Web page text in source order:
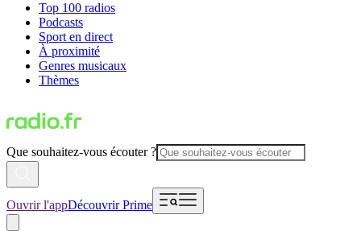
Top 100 radios
Podcasts
Sport en direct
À proximité
Genres musicaux
Thèmes
Que souhaitez-vous écouter ?
Ouvrir l'appDécouvrir Prime